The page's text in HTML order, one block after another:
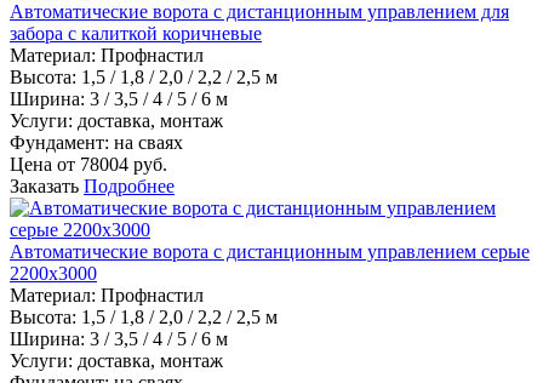
Автоматические ворота с дистанционным управлением для
забора с калиткой коричневые
Материал: Профнастил
Высота: 1,5 / 1,8 / 2,0 / 2,2 / 2,5 м
Ширина: 3 / 3,5 / 4 / 5 / 6 м
Услуги: доставка, монтаж
Фундамент: на сваях
Цена от 78004 руб.
Заказать Подробнее
Автоматические ворота с дистанционным управлением серые
2200х3000
Материал: Профнастил
Высота: 1,5 / 1,8 / 2,0 / 2,2 / 2,5 м
Ширина: 3 / 3,5 / 4 / 5 / 6 м
Услуги: доставка, монтаж